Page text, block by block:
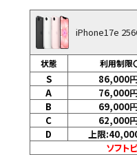
iPhone17e
状態 利用制限
S 86,000
A
76,000
B
69,000
C
62,000
D
上限
ソフト